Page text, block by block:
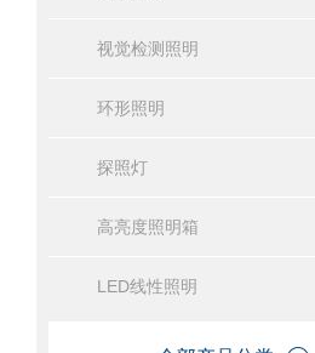
视觉检测照明
环形照明
探照灯
高亮度照明箱
LED线性照明